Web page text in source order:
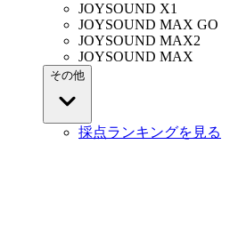
JOYSOUND X1
JOYSOUND MAX GO
JOYSOUND MAX2
JOYSOUND MAX
その他
採点ランキングを見る